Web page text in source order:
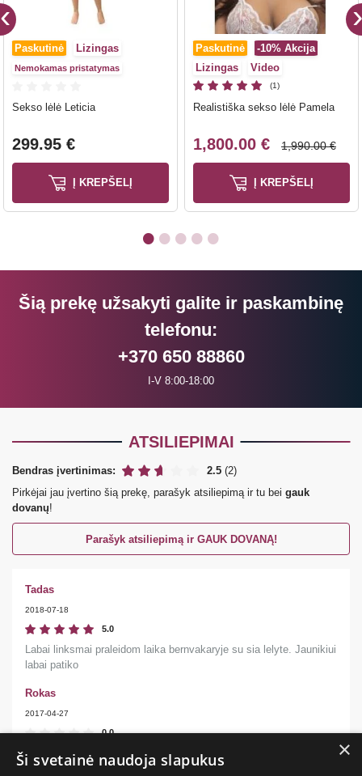
Paskutinė Lizingas
Nemokamas pristatymas
Sekso lėlė Leticia
299.95 €
Į KREPŠELĮ
Paskutinė -10% Akcija
Lizingas
Video
(1)
Realistiška sekso lėlė Pamela
1,800.00 € 1,990.00 €
Į KREPŠELĮ
Šią prekę užsakyti galite ir paskambinę
telefonu:
+370 650 88860
I-V 8:00-18:00
ATSILIEPIMAI
Bendras įvertinimas: 2.5 (2)
Pirkėjai jau įvertino šią prekę, parašyk atsiliepimą ir tu bei gauk
dovanų!
Parašyk atsiliepimą ir GAUK DOVANĄ!
Tadas
2018-07-18
5.0
Labai linksmai praleidom laika bernvakaryje su sia lelyte. Jaunikiui
labai patiko
Rokas
2017-04-27
0.0
Gal ir neblogai butu išbandyti ×
Ši svetainė naudoja slapukus